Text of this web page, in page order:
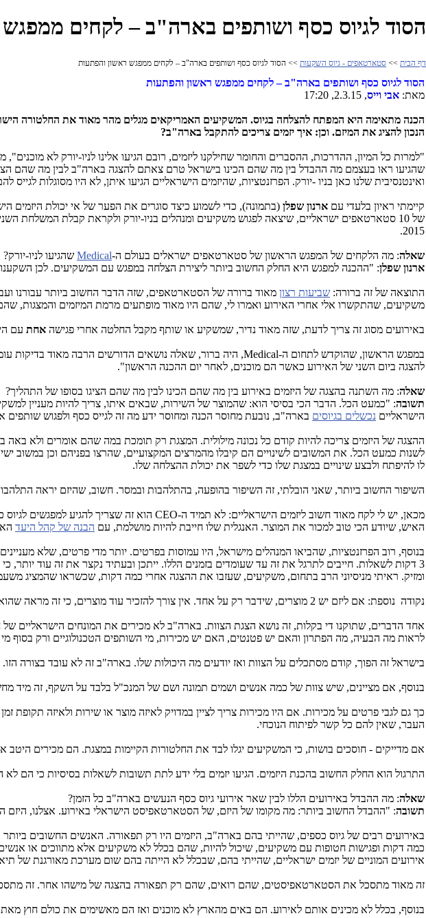
הסוד לגיוס כסף ושותפים בארה"ב – לקחים
דף הבית >> סטארטאפים - גיוס השקעות >> הסוד לגיוס כסף ושותפים בארה"ב – לקחים ממפגש ראשון והפתעות
הסוד לגיוס כסף ושותפים בארה"ב – לקחים ממפגש ראשון והפתעות
מאת: אבי וייס, 2.3.15, 17:20
הכנה מתאימה היא המפתח להצלחה בגיוס. המשקיעים האמריקאים מגלים מהר מאוד את החלטורה
הנכון להציג את המיזם. וכן: איך יזמים צריכים להתקבל בארה"ב?
"למרות כל המיון, ההדרכות, ההסברים והחומר שחילקנו ליזמים, רובם הגיעו אלינו לניו-יורק לא מוכנים",
שהגיעו ראו בעצמם מה ההבדל בין מה שהם הכינו בישראל טרם צאתם להצגה בארה"ב לבין מה שהם
ואינטנסיבית שלנו כאן בניו -יורק. הפרזנטציות, שהיזמים הישראליים הגיעו איתן, לא היו מסוגלות
קיימתי ראיון בלעדי עם ארנון שפלן (בתמונה), כדי לשמוע כיצד סוגרים את הפער של אי יכולת היזמים
של 10 סטארטאפים ישראליים, שיצאה לפגוש משקיעים ומנהלים בניו-יורק ולקראת קבלת המשלחת השנייה של 12 חברות סטארטאפ
2015.
שאלה: מה הלקחים של המפגש הראשון של סטארטאפים ישראלים בעולם ה-Medical שהגיעו לניו-יורק?
ארנון שפלן: "ההכנה למפגש היא החלק החשוב ביותר ליצירת הצלחה במפגש עם המשקיעים. לכן
התוצאה של זה ברורה: שביעות רצון מאוד ברורה של הסטארטאפים, שזה הדבר החשוב ביותר עבורנו
משקיעים, שהתקשרו אלי אחרי האירוע ואמרו לי, שהם היו מאוד מופתעים מרמת המיזמים והמצגות,
באירועים מסוג זה צריך לדעת, שזה מאוד נדיר, שמשקיע או שותף מקבל החלטה אחרי פגישה אחת עם
במפגש הראשון, שהוקדש לתחום ה-Medical, היה ברור, שאלה נושאים הדורשים הרבה מאוד בדיקות
להצגה ביום השני של האירוע כאשר הם מוכנים, לאחר יום ההכנה הראשון".
שאלה: מה השתנה בהצגה של היזמים באירוע בין מה שהם הכינו לבין מה שהם הציגו בסופו של התהליך?
תשובה
הישראליים נכשלים בגיוסים בארה"ב, נובעת מחוסר הכנה ומחוסר ידע מה זה לגייס כסף ולפגוש
ההצגה של היזמים צריכה להיות קודם כל נכונה מילולית. המצגת רק תומכת במה שהם אומרים ולא
לשנות כמעט הכל. את המשובים לשינויים הם קיבלו מהמרצים המקצועיים, שהרצו בפניהם וכן במשוב
לו להיפתח ולבצע שינויים במצגת שלו כדי לשפר את יכולת ההצלחה שלו.
השיפור החשוב ביותר, שאני הובלתי, זה השיפור בהופעה, בהתלהבות ובמסר. חשוב, שהיזם יראה
מכאן, יש לי לקח מאוד חשוב ליזמים הישראליים: לא תמיד ה-CEO הוא זה שצריך להגיע למפגשים
האיש, שיודע הכי טוב למכור את המוצר. האנגלית שלו חייבת להיות מושלמת, עם הבנה של קהל היעד
ומזיק. ראיתי מניסיוני הרב בתחום, משקיעים, שעזבו את ההצגה אחרי כמה דקות, שכשראו שהמציג
נקודה נוספת: אם ליזם יש 2 מוצרים, שידבר רק על אחד. אין צורך להזכיר עוד מוצרים, כי זה מראה שהוא לא ממוקד. יזם חייב להיות ממוקד ולהיראות תכליתי עם כיוון מוגדר ולא להתבזר לצדדים.
לראות מה הבעיה, מה הפתרון והאם יש פטנטים, האם יש מכירות, מי השותפים הטכנולוגיים ורק בסוף מי
בישראל זה הפוך, קודם מסתכלים על הצוות ואז יודעים מה היכולות שלו. בארה"ב זה לא עובד בצורה הזו.
בנוסף, אם מציינים, שיש צוות של כמה אנשים ושמים תמונה ושם של המנכ"ל בלבד על השקף, זה מיד
כך גם לגבי פרטים על מכירות. אם היו מכירות צריך לציין במדויק לאיזה מוצר או שירות ולאיזה
העבר, שאין להם כל קשר לפיתוח הנוכחי.
אם מדייקים - חוסכים בושות, כי המשקיעים יגלו לבד את החלטורות הקיימות במצגת. הם מכירים
התרגול הוא החלק החשוב בהכנת היזמים. הגיעו יזמים בלי ידע לתת תשובות לשאלות בסיסיות כי הם
שאלה: מה ההבדל באירועים הללו לבין שאר אירועי גיוס כסף הנעשים בארה"ב כל הזמן?
תשובה: "ההבדל החשוב ביותר: מה מקומו של היזם, של הסטארטאפיסט הישראלי באירוע. אצלנו, היזם
באירועים רבים של גיוס כספים, שהייתי בהם בארה"ב, היזמים היו רק תפאורה. האנשים החשובים
כמה דקות ופגישות חטופות עם משקיעים, שיכול להיות, שהם בכלל לא משקיעים אלא מתווכים או
אירועים המוניים של יזמים ישראליים, שהייתי בהם, שבכלל לא הייתה בהם שום מערכת מאורגנת של
זה מאוד מתסכל את הסטארטאפיסטים, שהם רואים, שהם רק תפאורה בהצגה של מישהו אחר. זה מתסכל
בנוסף, בכלל לא מכינים אותם לאירוע. הם באים מהארץ לא מוכנים ואז הם מאשימים את כולם חוץ